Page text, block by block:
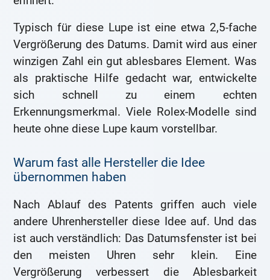
Typisch für diese Lupe ist eine etwa 2,5-fache
Vergrößerung des Datums. Damit wird aus einer
winzigen Zahl ein gut ablesbares Element. Was
als praktische Hilfe gedacht war, entwickelte
sich schnell zu einem echten
Erkennungsmerkmal. Viele Rolex-Modelle sind
heute ohne diese Lupe kaum vorstellbar.
Warum fast alle Hersteller die Idee
übernommen haben
Nach Ablauf des Patents griffen auch viele
andere Uhrenhersteller diese Idee auf. Und das
ist auch verständlich: Das Datumsfenster ist bei
den meisten Uhren sehr klein. Eine
Vergrößerung verbessert die Ablesbarkeit